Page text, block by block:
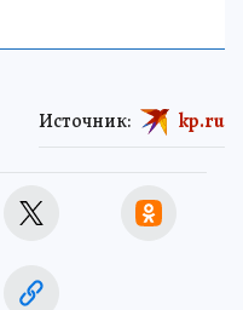
Источник: kp.ru